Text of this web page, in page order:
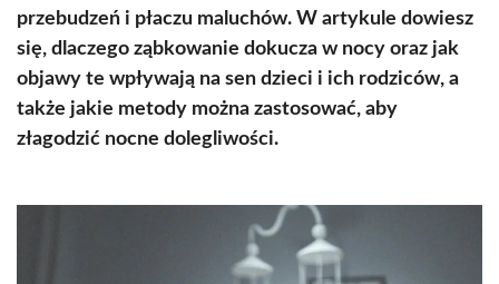
przebudzeń i płaczu maluchów. W artykule dowiesz
się, dlaczego ząbkowanie dokucza w nocy oraz jak
objawy te wpływają na sen dzieci i ich rodziców, a
także jakie metody można zastosować, aby
złagodzić nocne dolegliwości.